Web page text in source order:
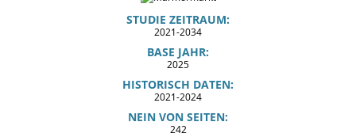
STUDIE ZEITRAUM:
2021-2034
BASE JAHR:
2025
HISTORISCH DATEN:
2021-2024
NEIN VON SEITEN:
242